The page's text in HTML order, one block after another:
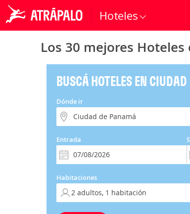
Hoteles
Los 30 mejores
BUSCÁ HOTELES EN
Dónde ir
Entrada
Habitaciones